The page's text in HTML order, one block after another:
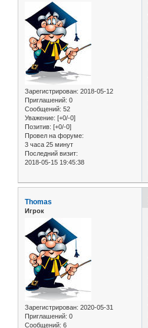
Зарегистрирован: 2018-05-12
Приглашений: 0
Сообщений: 52
Уважение: [+0/-0]
Позитив: [+0/-0]
Провел на форуме:
3 часа 25 минут
Последний визит:
2018-05-15 19:45:38
Thomas
Игрок
Зарегистрирован: 2020-05-31
Приглашений: 0
Сообщений: 6